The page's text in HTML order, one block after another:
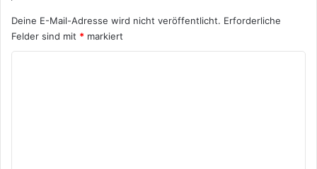
Deine E-Mail-Adresse wird nicht veröffentlicht. Erforderliche
Felder sind mit * markiert